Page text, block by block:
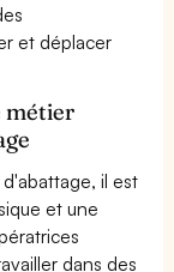
et déplacer
métier
il est
et une
dans des